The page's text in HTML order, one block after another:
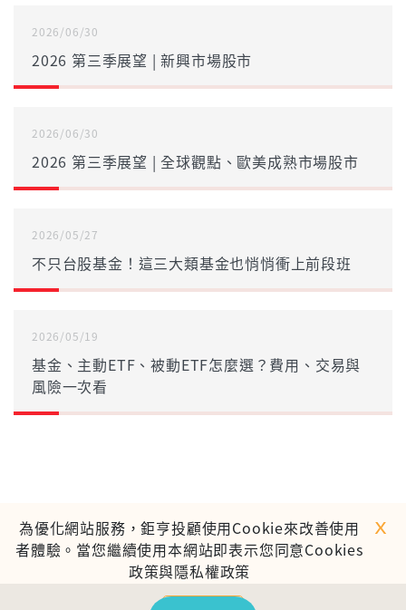
2026/06/30
2026 第三季展望 | 新興市場股市
2026/06/30
2026 第三季展望 | 全球觀點、歐美成熟市場股市
2026/05/27
不只台股基金！這三大類基金也悄悄衝上前段班
2026/05/19
基金、主動ETF、被動ETF怎麼選？費用、交易與
風險一次看
為優化網站服務，鉅亨投顧使用Cookie來改善使用
者體驗。當您繼續使用本網站即表示您同意Cookies
政策與隱私權政策
ｘ